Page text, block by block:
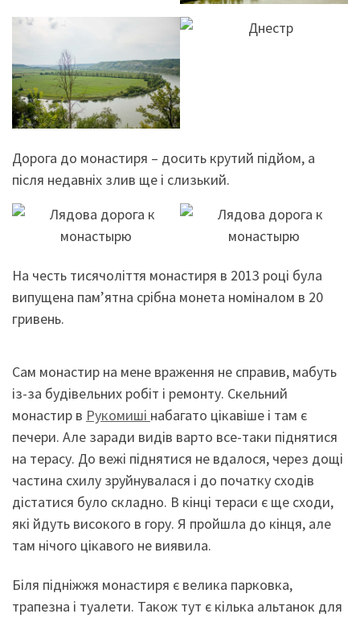
Дорога до монастиря – досить крутий підйом, а
після недавніх злив ще і слизький.
На честь тисячоліття монастиря в 2013 році була
випущена пам’ятна срібна монета номіналом в 20
гривень.
Сам монастир на мене враження не справив, мабуть
із-за будівельних робіт і ремонту. Скельний
монастир в Рукомиші набагато цікавіше і там є
печери. Але заради видів варто все-таки піднятися
на терасу. До вежі піднятися не вдалося, через дощі
частина схилу зруйнувалася і до початку сходів
дістатися було складно. В кінці тераси є ще сходи,
які йдуть високого в гору. Я пройшла до кінця, але
там нічого цікавого не виявила.
Біля підніжжя монастиря є велика парковка,
трапезна і туалети. Також тут є кілька альтанок для